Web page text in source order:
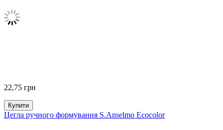
22,75 грн
Купити
Цегла ручного формування S.Anselmo Ecocolor